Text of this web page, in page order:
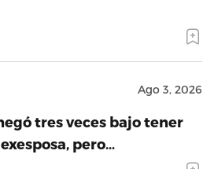
Ago 3, 2026
tres veces bajo tener
pero…